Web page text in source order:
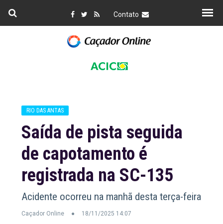
Contato
RIO DAS ANTAS
Saída de pista seguida
de capotamento é
registrada na SC-135
Acidente ocorreu na manhã desta terça-feira
Caçador Online 18/11/2025 14:07